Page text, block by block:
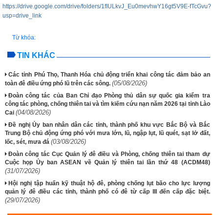
https://drive.google.com/drive/folders/1fIULkvJ_Eu0mevhwY16gt5V9E-fTcGvu?
usp=drive_link
Từ khóa:
TIN KHÁC
Các tỉnh Phú Thọ, Thanh Hóa chủ động triển khai công tác đảm bảo an
toàn đê điều ứng phó lũ trên các sông. (05/08/2026)
Đoàn công tác của Ban Chỉ đạo Phòng thủ dân sự quốc gia kiểm tra
công tác phòng, chống thiên tai và tìm kiếm cứu nạn năm 2026 tại tỉnh Lào
Cai (04/08/2026)
Đề nghị Ủy ban nhân dân các tỉnh, thành phố khu vực Bắc Bộ và Bắc
Trung Bộ chủ động ứng phó với mưa lớn, lũ, ngập lụt, lũ quét, sạt lở đất,
lốc, sét, mưa đá (03/08/2026)
Đoàn công tác Cục Quản lý đê điều và Phòng, chống thiên tai tham dự
Cuộc họp Ủy ban ASEAN về Quản lý thiên tai lần thứ 48 (ACDM48)
(31/07/2026)
Hội nghị tập huấn kỹ thuật hộ đê, phòng chống lụt bão cho lực lượng
quản lý đê điều các tỉnh, thành phố có đê từ cấp III đến cấp đặc biệt.
(29/07/2026)